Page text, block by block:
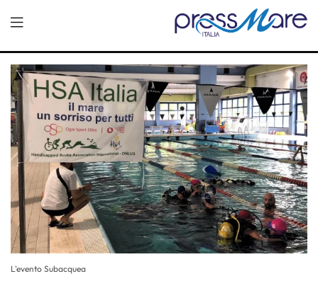
L'evento Subacquea